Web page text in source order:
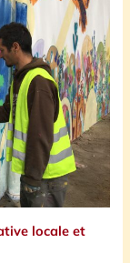
locale et